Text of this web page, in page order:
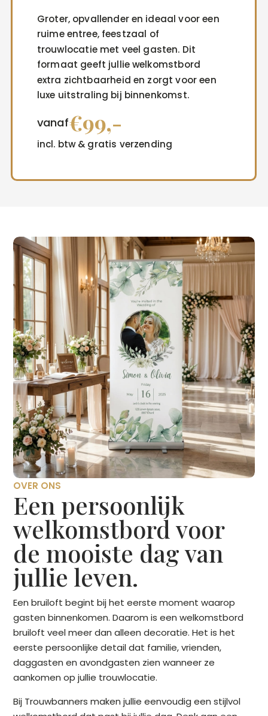
Groter, opvallender en ideaal voor een
ruime entree, feestzaal of
trouwlocatie met veel gasten. Dit
formaat geeft jullie welkomstbord
extra zichtbaarheid en zorgt voor een
luxe uitstraling bij binnenkomst.
vanaf€99,-
incl. btw & gratis verzending
OVER ONS
Een persoonlijk
welkomstbord voor
de mooiste dag van
jullie leven.
Een bruiloft begint bij het eerste moment waarop
gasten binnenkomen. Daarom is een welkomstbord
bruiloft veel meer dan alleen decoratie. Het is het
eerste persoonlijke detail dat familie, vrienden,
daggasten en avondgasten zien wanneer ze
aankomen op jullie trouwlocatie.
Bij Trouwbanners maken jullie eenvoudig een stijlvol